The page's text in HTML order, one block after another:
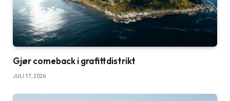
Gjør comeback i grafittdistrikt
JULI 17, 2026